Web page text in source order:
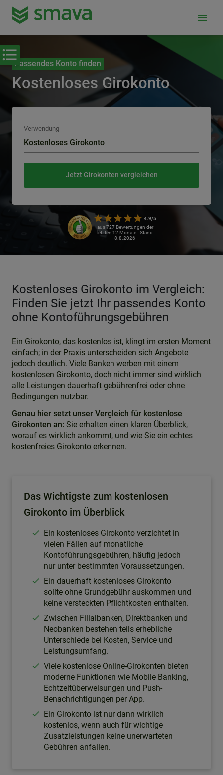
menu
Passendes Konto finden
Kostenloses Girokonto
4.9/5
aus 727 Bewertungen der
letzten 12 Monate - Stand
8.8.2026
Verwendung
Kostenloses Girokonto
Jetzt Girokonten vergleichen
Kostenloses Girokonto im Vergleich:
Finden Sie jetzt Ihr passendes Konto
ohne Kontoführungsgebühren
Ein Girokonto, das kostenlos ist, klingt im ersten Moment
einfach; in der Praxis unterscheiden sich Angebote
jedoch deutlich. Viele Banken werben mit einem
kostenlosen Girokonto, doch nicht immer sind wirklich
alle Leistungen dauerhaft gebührenfrei oder ohne
Bedingungen nutzbar.
Genau hier setzt unser Vergleich für kostenlose
Girokonten an: Sie erhalten einen klaren Überblick,
worauf es wirklich ankommt, und wie Sie ein echtes
kostenfreies Girokonto erkennen.
Das Wichtigste zum kostenlosen
Girokonto im Überblick
Ein kostenloses Girokonto verzichtet in
vielen Fällen auf monatliche
Kontoführungsgebühren, häufig jedoch
nur unter bestimmten Voraussetzungen.
Ein dauerhaft kostenloses Girokonto
sollte ohne Grundgebühr auskommen und
keine versteckten Pflichtkosten enthalten.
Zwischen Filialbanken, Direktbanken und
Neobanken bestehen teils erhebliche
Unterschiede bei Kosten, Service und
Leistungsumfang.
Viele kostenlose Online-Girokonten bieten
moderne Funktionen wie Mobile Banking,
Echtzeitüberweisungen und Push-
Benachrichtigungen per App.
Ein Girokonto ist nur dann wirklich
kostenlos, wenn auch für wichtige
Zusatzleistungen keine unerwarteten
Gebühren anfallen.